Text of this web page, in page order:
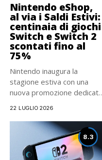
Nintendo eShop,
al via i Saldi Estivi:
centinaia di giochi
Switch e Switch 2
scontati fino al
75%
Nintendo inaugura la
stagione estiva con una
nuova promozione dedicata
22 LUGLIO 2026
8.3